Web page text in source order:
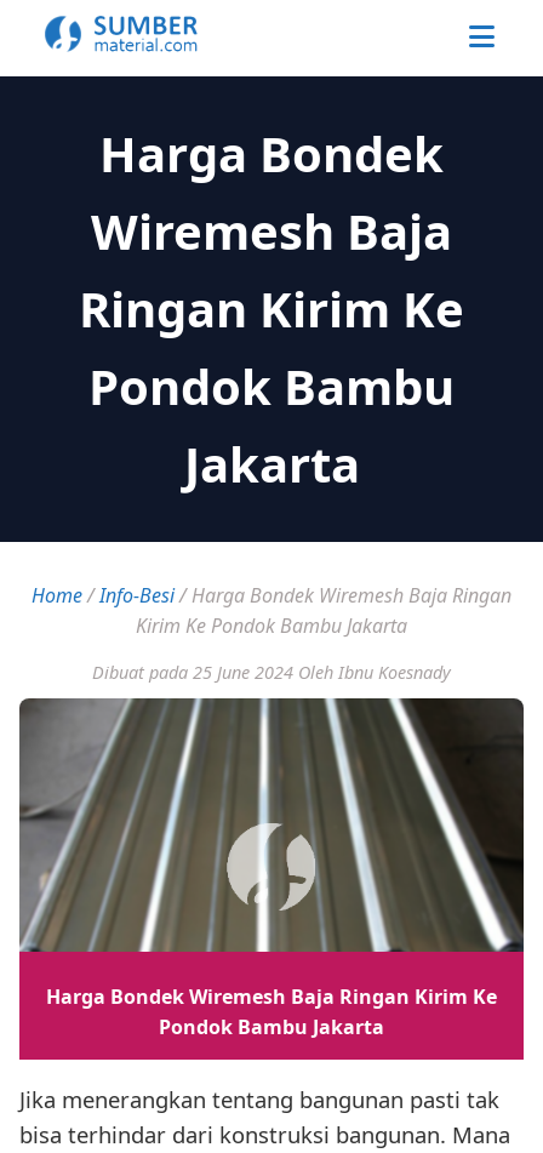
Harga Bondek
Wiremesh Baja
Ringan Kirim Ke
Pondok Bambu
Jakarta
Home/Info-Besi/Harga Bondek Wiremesh Baja Ringan
Kirim Ke Pondok Bambu Jakarta
Dibuat pada 25 June 2024 Oleh Ibnu Koesnady
Harga Bondek Wiremesh Baja Ringan Kirim Ke
Pondok Bambu Jakarta
Jika menerangkan tentang bangunan pasti tak
bisa terhindar dari konstruksi bangunan. Mana